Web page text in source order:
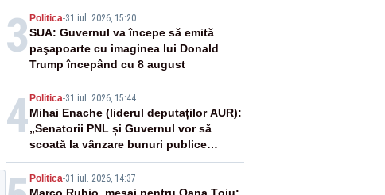
3 Politica-31 iul. 2026, 15:20
SUA: Guvernul va începe să emită
paşapoarte cu imaginea lui Donald
Trump începând cu 8 august
4 Politica-31 iul. 2026, 15:44
Mihai Enache (liderul deputaților AUR):
„Senatorii PNL și Guvernul vor să
scoată la vânzare bunuri publice
pentru a stinge datoriile pentru
vaccinurile Pfizer!”
Politica-31 iul. 2026, 14:37